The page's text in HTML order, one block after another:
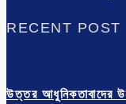
RECENT POST
উত্তর আধুনিকতাবাদের